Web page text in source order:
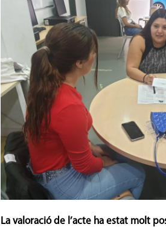
La valoració de l’acte ha estat molt